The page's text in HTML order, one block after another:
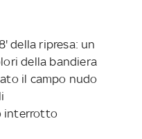
della ripresa: un
della bandiera
il campo nudo
interrotto